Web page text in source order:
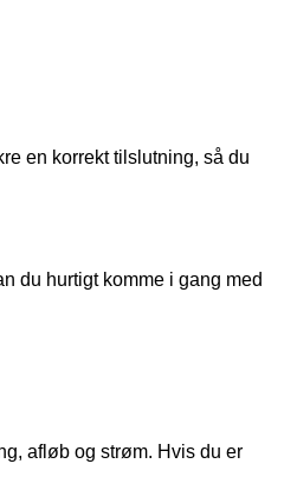
en korrekt tilslutning, så du
du hurtigt komme i gang med
afløb og strøm. Hvis du er